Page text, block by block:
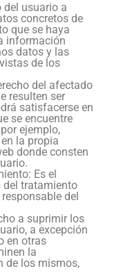
del usuario a
concretos de
que se haya
información
datos y las
de los
del afectado
resulten ser
satisfacerse en
se encuentre
ejemplo,
la propia
donde consten
Es el
del tratamiento
del
a suprimir los
a excepción
en otras
la
de los mismos,